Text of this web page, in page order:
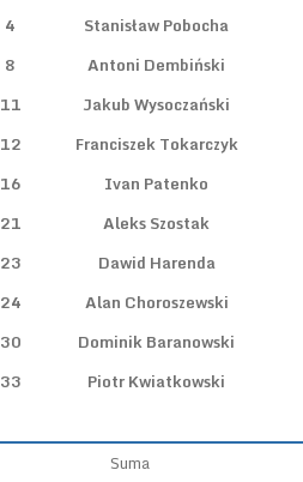
4
Stanisław Pobocha
8
Antoni Dembiński
11
Jakub Wysoczański
12
Franciszek Tokarczyk
16
Ivan Patenko
21
Aleks Szostak
23
Dawid Harenda
24
Alan Choroszewski
30
Dominik Baranowski
33
Piotr Kwiatkowski
Suma